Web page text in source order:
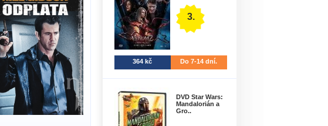
3.
364 kč Do 7-14 dní.
DVD Star Wars:
Mandalorián a
Gro..